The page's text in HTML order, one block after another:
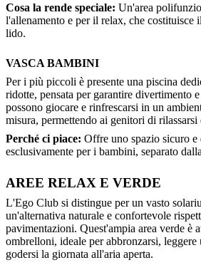
Cosa la rende speciale: Un'area
l'allenamento e per il relax, che costituisce
lido.
VASCA BAMBINI
Per i più piccoli è presente una piscina
ridotte, pensata per garantire divertimento
possono giocare e rinfrescarsi in un
misura, permettendo ai genitori di
Perché ci piace: Offre uno spazio sicuro e
esclusivamente per i bambini, separato
AREE RELAX E VERDE
L'Ego Club si distingue per un vasto
un'alternativa naturale e confortevole
pavimentazioni. Quest'ampia area verde è
ombrelloni, ideale per abbronzarsi,
godersi la giornata all'aria aperta.